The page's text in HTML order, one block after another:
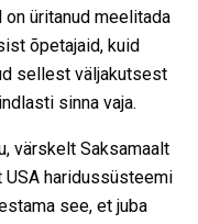
üritanud meelitada
õpetajaid, kuid
sellest väljakutsest
sinna vaja.
värskelt Saksamaalt
haridussüsteemi
see, et juba